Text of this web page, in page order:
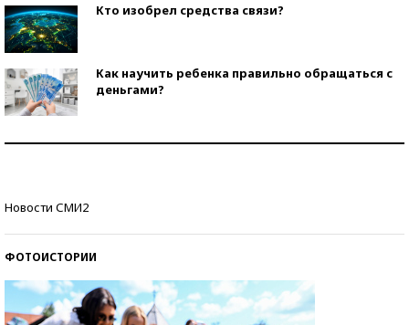
Кто изобрел средства связи?
Как научить ребенка правильно обращаться с
деньгами?
Новости СМИ2
ФОТОИСТОРИИ